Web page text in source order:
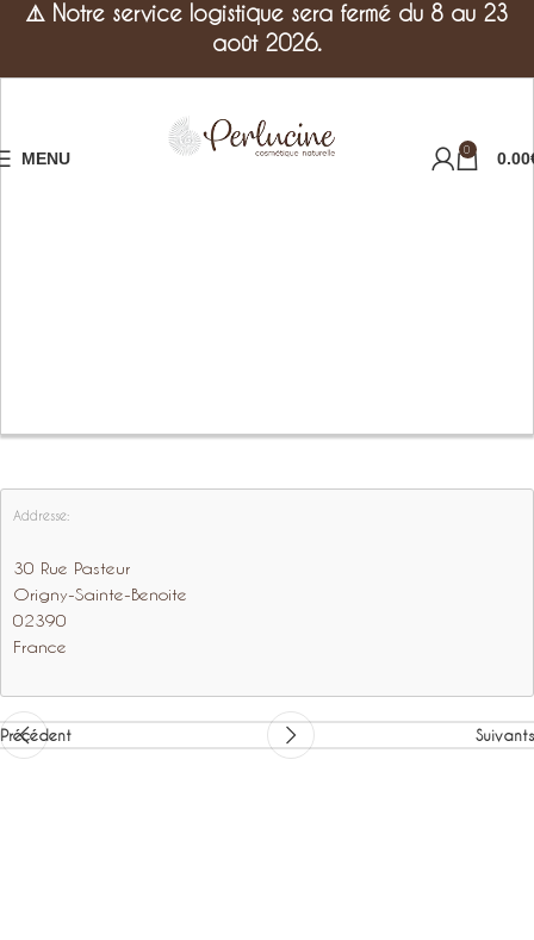
MENU 0 0.00
Addresse:
30 Rue Pasteur
Origny-Sainte-Benoite
02390
France
Précédent Suivants
⚠️ Notre service logistique sera fermé du 8 au 23
août 2026.